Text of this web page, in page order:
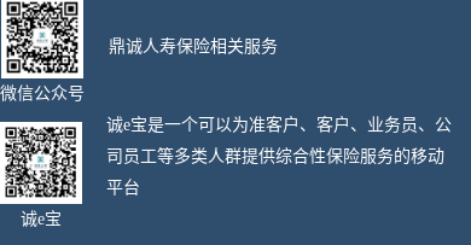
微信公众号
鼎诚人寿保险相关服务
诚e宝
诚e宝是一个可以为准客户、客户、业务员、公
司员工等多类人群提供综合性保险服务的移动
平台